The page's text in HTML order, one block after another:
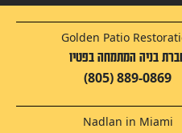
Golden Patio
בניה המתמחה בפטיו
(805) 889-0869
Nadlan in Miami